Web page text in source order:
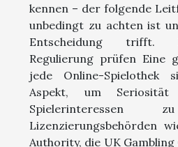
kennen – der folgende
unbedingt zu achten ist
Entscheidung trifft.
Regulierung prüfen Eine
jede Online-Spielothek
Aspekt, um
Spielerinteressen
Lizenzierungsbehörden
Authority, die UK